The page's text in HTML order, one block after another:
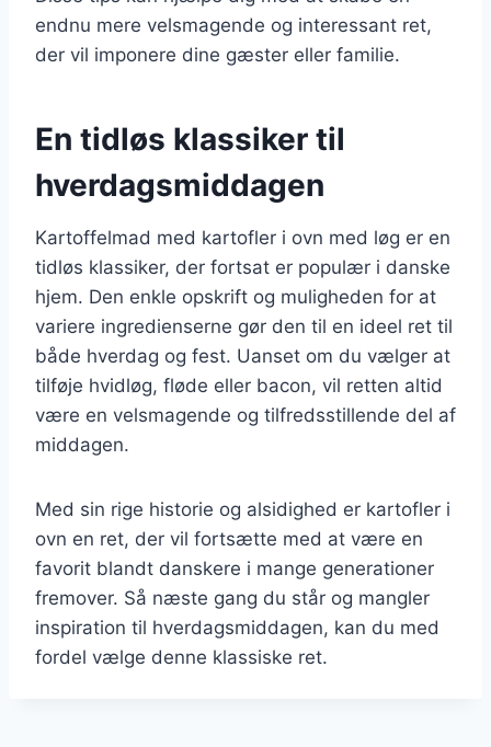
endnu mere velsmagende og interessant ret,
der vil imponere dine gæster eller familie.
En tidløs klassiker til
hverdagsmiddagen
Kartoffelmad med kartofler i ovn med løg er en
tidløs klassiker, der fortsat er populær i danske
hjem. Den enkle opskrift og muligheden for at
variere ingredienserne gør den til en ideel ret til
både hverdag og fest. Uanset om du vælger at
tilføje hvidløg, fløde eller bacon, vil retten altid
være en velsmagende og tilfredsstillende del af
middagen.
Med sin rige historie og alsidighed er kartofler i
ovn en ret, der vil fortsætte med at være en
favorit blandt danskere i mange generationer
fremover. Så næste gang du står og mangler
inspiration til hverdagsmiddagen, kan du med
fordel vælge denne klassiske ret.